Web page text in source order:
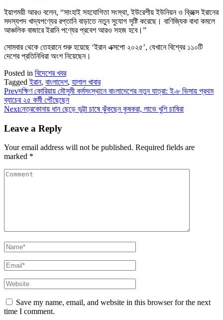
ইয়াগময়ী আরও বলেন, “সাংহাই সহযোগিতা সংস্থা, ইউরেশীয় ইউনিয়ন ও ব্রিক্সে ইরানের
সদস্যপদ খাদ্যপণ্যের রপ্তানি বাড়াতে নতুন সুযোগ সৃষ্টি করেছে। বাণিজ্যিক বাধা কমলে
আঞ্চলিক বাজারে ইরানি পণ্যের প্রবেশ আরও সহজ হবে।”
সোমবার থেকে তেহরানে শুরু হয়েছে ‘ইরান এক্সপো ২০২৫’, যেখানে বিশ্বের ১১০টি
দেশের প্রতিনিধিরা অংশ নিয়েছেন।
Posted in বিদেশের খবর
Taggedইরান, বাংলাদেশ, হালাল খাবার
Prevদক্ষিণ কোরিয়ায় মৌসুমী কর্মসংস্থানে বাংলাদেশের নতুন যাত্রা: ই-৮ ভিসায় প্রথম
ব্যাচের ২৫ কর্মী পৌঁছেছেন
Nextনেত্রকোনায় ধান ছেড়ে ভুট্টা চাষে ঝুঁকছেন কৃষকরা, লাভে খুশি চাষিরা
Leave a Reply
Your email address will not be published. Required fields are
marked *
Save my name, email, and website in this browser for the next
time I comment.